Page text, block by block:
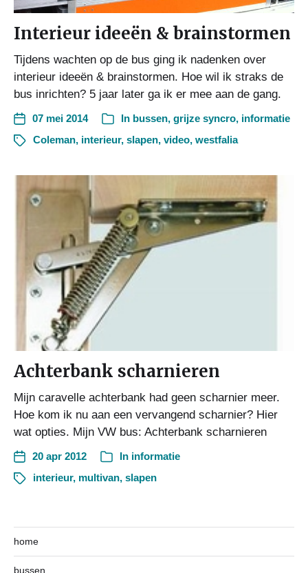
Interieur ideeën & brainstormen
Tijdens wachten op de bus ging ik nadenken over
interieur ideeën & brainstormen. Hoe wil ik straks de
bus inrichten? 5 jaar later ga ik er mee aan de gang.
07 mei 2014 In bussen, grijze syncro, informatie
Coleman, interieur, slapen, video, westfalia
Achterbank scharnieren
Mijn caravelle achterbank had geen scharnier meer.
Hoe kom ik nu aan een vervangend scharnier? Hier
wat opties. Mijn VW bus: Achterbank scharnieren
20 apr 2012 In informatie
interieur, multivan, slapen
home
bussen